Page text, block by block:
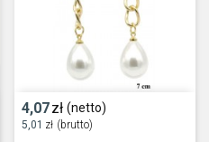
4,07zł (netto)
5,01 zł (brutto)